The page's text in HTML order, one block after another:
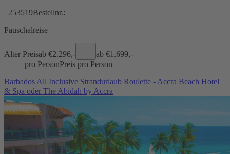
253519Bestellnr.:
Pauschalreise
Alter Preisab €2.296,- ab €1.699,-
pro PersonPreis pro Person
Barbados All Inclusive Strandurlaub Roulette - Accra Beach Hotel
& Spa oder The Abidah by Accra